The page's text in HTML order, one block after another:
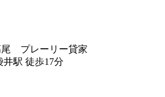
尾 プレーリー貸家
駅 徒歩17分